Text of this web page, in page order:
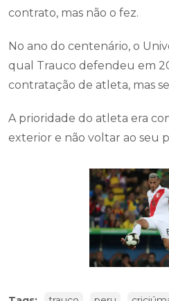
contrato, mas não o fez.
No ano do centenário, o
qual Trauco defendeu em
contratação de atleta, mas
A prioridade do atleta era
exterior e não voltar ao seu